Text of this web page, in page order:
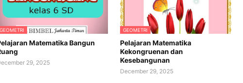
GEOMETRI
Matematika Bangun
29, 2025
GEOMETRI
Pelajaran Matematika
Kekongruenan dan
Kesebangunan
December 29, 2025